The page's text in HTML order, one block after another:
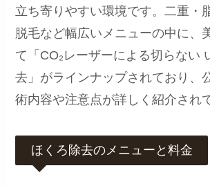
立ち寄りやすい環境です。二重・
脱毛など幅広いメニューの中に、
て「CO₂レーザーによる切らない
去」がラインナップされており、
術内容や注意点が詳しく紹介され
ほくろ除去のメニューと料金